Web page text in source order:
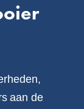
aan de